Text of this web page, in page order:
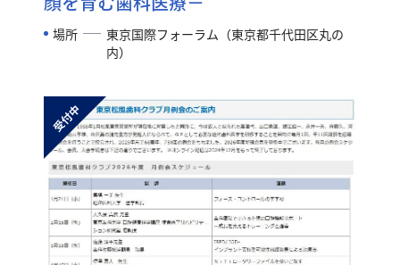
場所
東京国際フォーラム（東京都千代田区丸の
内）